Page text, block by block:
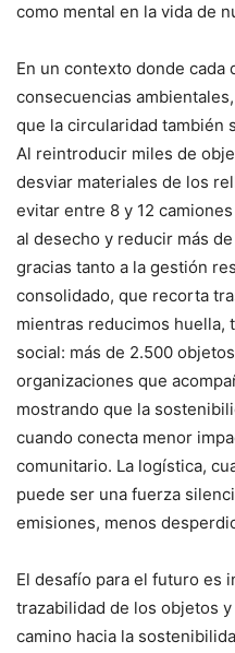
como mental en la vida de
En un contexto donde
consecuencias
que la circularidad también
Al reintroducir miles de
desviar materiales de los
evitar entre 8 y 12
al desecho y reducir más
gracias tanto a la gestión
consolidado, que recorta
mientras reducimos huella,
social: más de 2.500
organizaciones que
mostrando que la
cuando conecta menor
comunitario. La logística,
puede ser una fuerza
emisiones, menos
El desafío para el futuro es
trazabilidad de los objetos
camino hacia la